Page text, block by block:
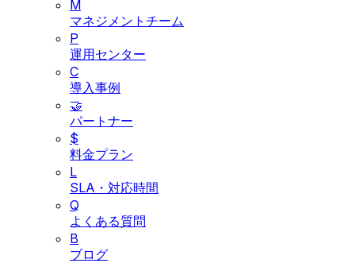
M
マネジメントチーム
P
運用センター
C
導入事例
🤝
パートナー
$
料金プラン
L
SLA・対応時間
Q
よくある質問
B
ブログ